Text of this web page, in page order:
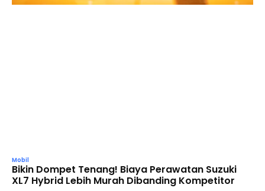
Mobil
Bikin Dompet Tenang! Biaya Perawatan Suzuki
XL7 Hybrid Lebih Murah Dibanding Kompetitor